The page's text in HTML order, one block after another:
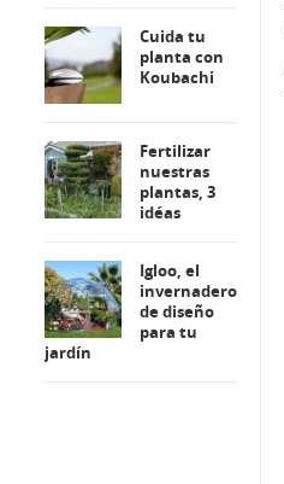
Cuida tu
planta con
Koubachi
Fertilizar
nuestras
plantas, 3
idéas
Igloo, el
invernadero
de diseño
para tu
jardín